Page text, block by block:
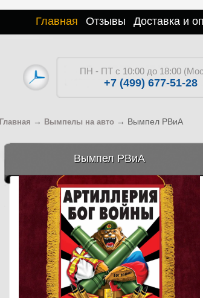
Главная Отзывы Доставка и
ПН - ПТ с 10:00 до 18:00
+7 (499) 677-51-28
Главная → Вымпелы на авто → Вымпел РВиА
Вымпел РВиА